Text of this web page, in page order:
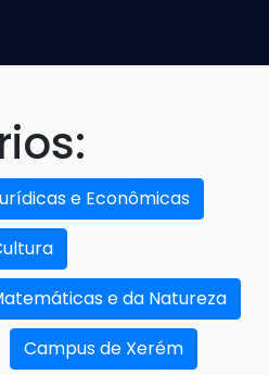
e Econômicas
e da Natureza
Campus de Xerém